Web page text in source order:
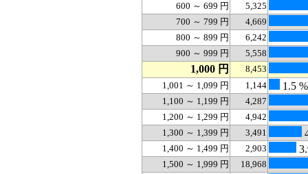
600 ～ 699 円
5,325
700 ～ 799 円
4,669
800 ～ 899 円
6,242
900 ～ 999 円
5,558
1,000 円
8,453
1,001 ～ 1,099 円
1,144 1.5 %
1,100 ～ 1,199 円
4,287
1,200 ～ 1,299 円
4,942
1,300 ～ 1,399 円
3,491
1,400 ～ 1,499 円 2,903
1,500 ～ 1,999 円
18,968